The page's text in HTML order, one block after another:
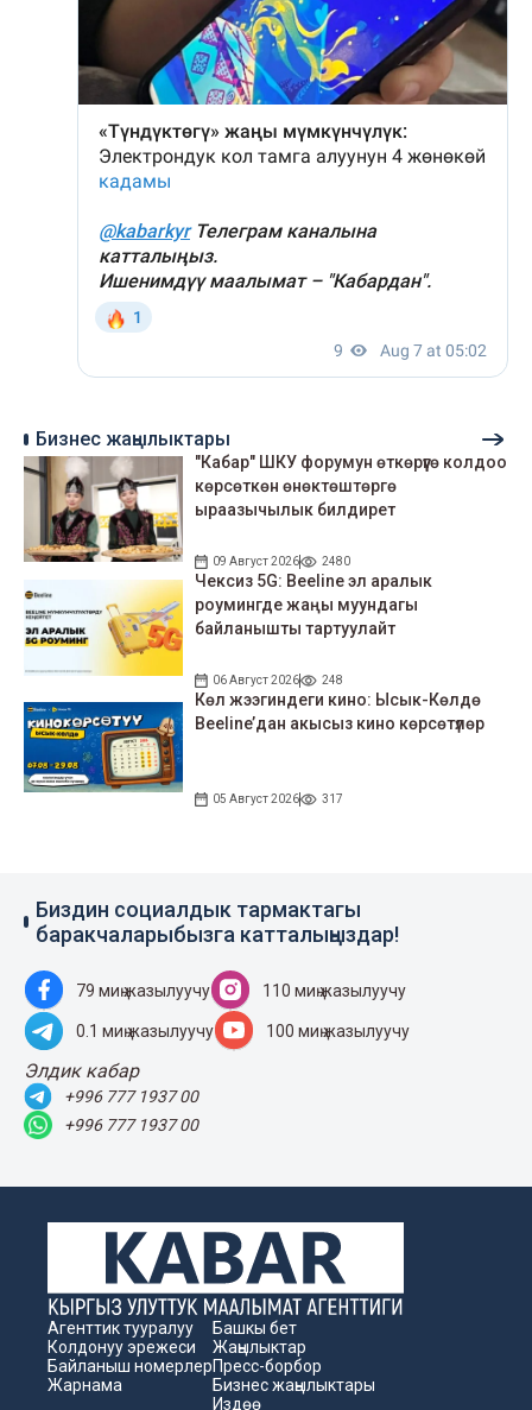
Бизнес жаңылыктары
"Кабар" ШКУ форумун өткөрүүгө колдоо
көрсөткөн өнөктөштөргө
ыраазычылык билдирет
09 Август 2026 2480
Чексиз 5G: Beeline эл аралык
роумингде жаңы муундагы
байланышты тартуулайт
06 Август 2026 248
Көл жээгиндеги кино: Ысык-Көлдө
Beeline’дан акысыз кино көрсөтүлөр
05 Август 2026 317
Биздин социалдык тармактагы
баракчаларыбызга катталыңыздар!
79 миң жазылуучу 110 миң жазылуучу
0.1 миң жазылуучу 100 миң жазылуучу
Элдик кабар
+996 777 1937 00
+996 777 1937 00
Агенттик тууралуу
Колдонуу эрежеси
Байланыш номерлер
Жарнама
Башкы бет
Жаңылыктар
Пресс-борбор
Бизнес жаңылыктары
Издөө